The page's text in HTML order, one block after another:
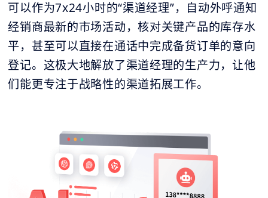
可以作为7x24小时的“渠道经理”，自动外呼通知
经销商最新的市场活动，核对关键产品的库存水
平，甚至可以直接在通话中完成备货订单的意向
登记。这极大地解放了渠道经理的生产力，让他
们能更专注于战略性的渠道拓展工作。